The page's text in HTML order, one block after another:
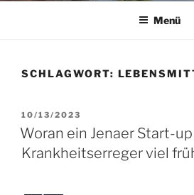
Menü
SCHLAGWORT:
VERÖFFENTLICHT
AM
10/13/2023
Woran ein Jenaer Start-
Krankheitserreger viel